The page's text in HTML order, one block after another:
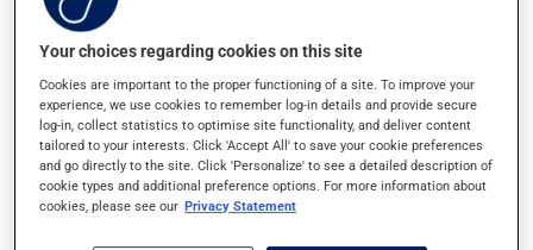
Ce médicament peut être pris avec ou sans nourriture,
sans égard aux repas ou aux collations. La prise
recommandé d'éviter de prendre de l'alcool ou des
produits qui en contiennent pendant que vous utilisez
ce médicament.
Effets indésirables
Your choices regarding cookies on this site
Cookies are important to the proper functioning of a site. To improve your
experience, we use cookies to remember log-in details and provide secure
log-in, collect statistics to optimise site functionality, and deliver content
tailored to your interests. Click 'Accept All' to save your cookie preferences
and go directly to the site. Click 'Personalize' to see a detailed description of
cookie types and additional preference options. For more information about
cookies, please see our Privacy Statement